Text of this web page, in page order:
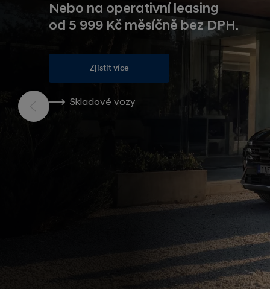
Nebo na operativní leasing
od 5 999 Kč měsíčně bez DPH.
Zjistit více
Skladové vozy